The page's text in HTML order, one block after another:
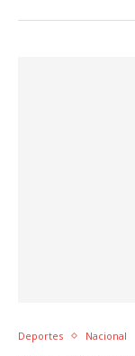
Deportes Nacional